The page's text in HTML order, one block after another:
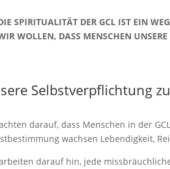
SPIRITUALITÄT DER GCL IST EIN
WOLLEN, DASS MENSCHEN
Selbstverpflichtung
darauf, dass Menschen in der
wachsen Lebendigkeit,
darauf hin, jede